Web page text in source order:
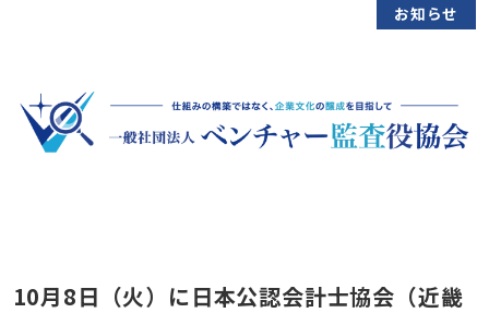
お知らせ
10月8日（火）に日本公認会計士協会（近畿